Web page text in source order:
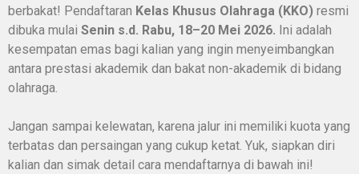
berbakat! Pendaftaran Kelas Khusus Olahraga (KKO) resmi
dibuka mulai Senin s.d. Rabu, 18–20 Mei 2026. Ini adalah
kesempatan emas bagi kalian yang ingin menyeimbangkan
antara prestasi akademik dan bakat non-akademik di bidang
olahraga.
Jangan sampai kelewatan, karena jalur ini memiliki kuota yang
terbatas dan persaingan yang cukup ketat. Yuk, siapkan diri
kalian dan simak detail cara mendaftarnya di bawah ini!